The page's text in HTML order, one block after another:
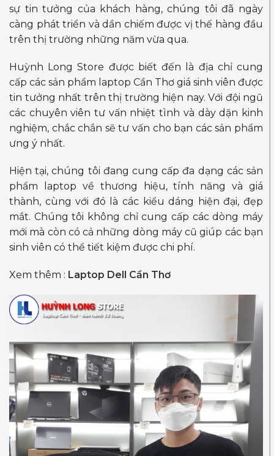
sự tin tưởng của khách hàng, chúng tôi đã ngày
càng phát triển và dần chiếm được vị thế hàng đầu
trên thị trường những năm vừa qua.
Huỳnh Long Store được biết đến là địa chỉ cung
cấp các sản phẩm laptop Cần Thơ giá sinh viên được
tin tưởng nhất trên thị trường hiện nay. Với đội ngũ
các chuyên viên tư vấn nhiệt tình và dày dặn kinh
nghiệm, chắc chắn sẽ tư vấn cho bạn các sản phẩm
ưng ý nhất.
Hiện tại, chúng tôi đang cung cấp đa dạng các sản
phẩm laptop về thương hiệu, tính năng và giá
thành, cùng với đó là các kiểu dáng hiện đại, đẹp
mắt. Chúng tôi không chỉ cung cấp các dòng máy
mới mà còn có cả những dòng máy cũ giúp các bạn
sinh viên có thể tiết kiệm được chi phí.
Xem thêm : Laptop Dell Cần Thơ